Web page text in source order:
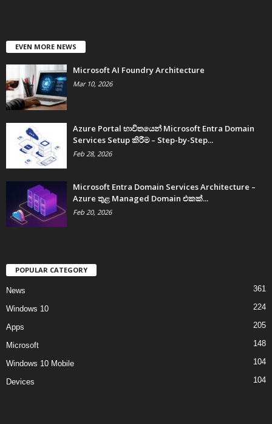
EVEN MORE NEWS
Microsoft AI Foundry Architecture
Mar 10, 2026
Azure Portal භාවිතයෙන් Microsoft Entra Domain
Services Setup කිරීම – Step-by-Step...
Feb 28, 2026
Microsoft Entra Domain Services Architecture –
Azure තුළ Managed Domain එකක්...
Feb 20, 2026
POPULAR CATEGORY
News 361
Windows 10 224
Apps 205
Microsoft 148
Windows 10 Mobile 104
Devices 104